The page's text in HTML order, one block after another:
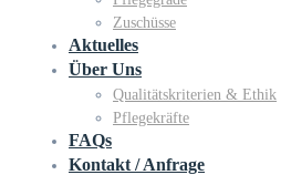
Zuschüsse
Aktuelles
Über Uns
Qualitätskriterien & Ethik
Pflegekräfte
FAQs
Kontakt / Anfrage